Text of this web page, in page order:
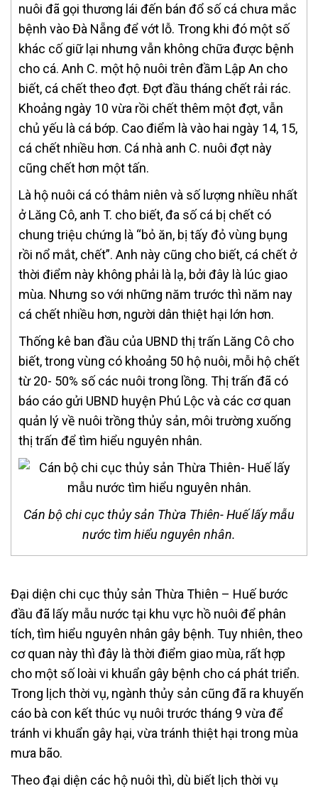
nuôi đã gọi thương lái đến bán đổ số cá chưa mắc
bệnh vào Đà Nẵng để vớt lỗ. Trong khi đó một số
khác cố giữ lại nhưng vẫn không chữa được bệnh
cho cá. Anh C. một hộ nuôi trên đầm Lập An cho
biết, cá chết theo đợt. Đợt đầu tháng chết rải rác.
Khoảng ngày 10 vừa rồi chết thêm một đợt, vẫn
chủ yếu là cá bớp. Cao điểm là vào hai ngày 14, 15,
cá chết nhiều hơn. Cá nhà anh C. nuôi đợt này
cũng chết hơn một tấn.
Là hộ nuôi cá có thâm niên và số lượng nhiều nhất
ở Lăng Cô, anh T. cho biết, đa số cá bị chết có
chung triệu chứng là “bỏ ăn, bị tấy đỏ vùng bụng
rồi nổ mắt, chết”. Anh này cũng cho biết, cá chết ở
thời điểm này không phải là lạ, bởi đây là lúc giao
mùa. Nhưng so với những năm trước thì năm nay
cá chết nhiều hơn, người dân thiệt hại lớn hơn.
Thống kê ban đầu của UBND thị trấn Lăng Cô cho
biết, trong vùng có khoảng 50 hộ nuôi, mỗi hộ chết
từ 20- 50% số các nuôi trong lồng. Thị trấn đã có
báo cáo gửi UBND huyện Phú Lộc và các cơ quan
quản lý về nuôi trồng thủy sản, môi trường xuống
thị trấn để tìm hiểu nguyên nhân.
Cán bộ chi cục thủy sản Thừa Thiên- Huế lấy mẫu
nước tìm hiểu nguyên nhân.
Đại diện chi cục thủy sản Thừa Thiên – Huế bước
đầu đã lấy mẫu nước tại khu vực hồ nuôi để phân
tích, tìm hiểu nguyên nhân gây bệnh. Tuy nhiên, theo
cơ quan này thì đây là thời điểm giao mùa, rất hợp
cho một số loài vi khuẩn gây bệnh cho cá phát triển.
Trong lịch thời vụ, ngành thủy sản cũng đã ra khuyến
cáo bà con kết thúc vụ nuôi trước tháng 9 vừa để
tránh vi khuẩn gây hại, vừa tránh thiệt hại trong mùa
mưa bão.
Theo đại diện các hộ nuôi thì, dù biết lịch thời vụ